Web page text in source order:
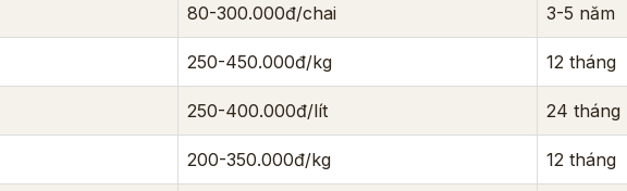
80-300.000đ/chai 3-5 năm
250-450.000đ/kg 12 tháng
250-400.000đ/lít 24 tháng
200-350.000đ/kg 12 tháng